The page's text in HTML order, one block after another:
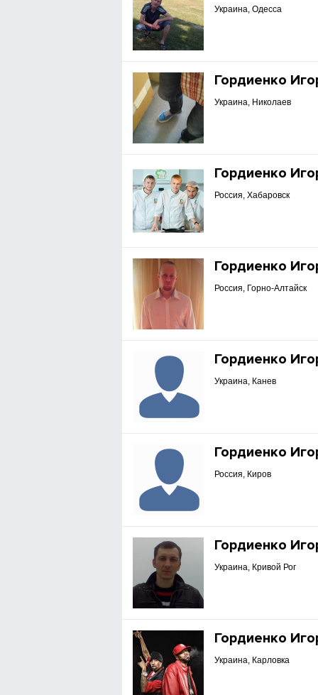
Украина, Одесса
Гордиенко
Украина, Николаев
Гордиенко
Россия, Хабаровск
Гордиенко
Россия, Горно-Алтайск
Гордиенко
Украина, Канев
Гордиенко
Россия, Киров
Гордиенко
Украина, Кривой Рог
Гордиенко
Украина, Карловка